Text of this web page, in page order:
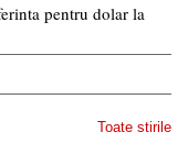
pentru dolar la
Toate stirile